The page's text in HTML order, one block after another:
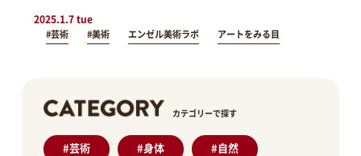
2025.1.7 tue
#芸術 #美術 エンゼル美術ラボ アートをみる目
カテゴリーで探す
#芸術 #身体 #自然